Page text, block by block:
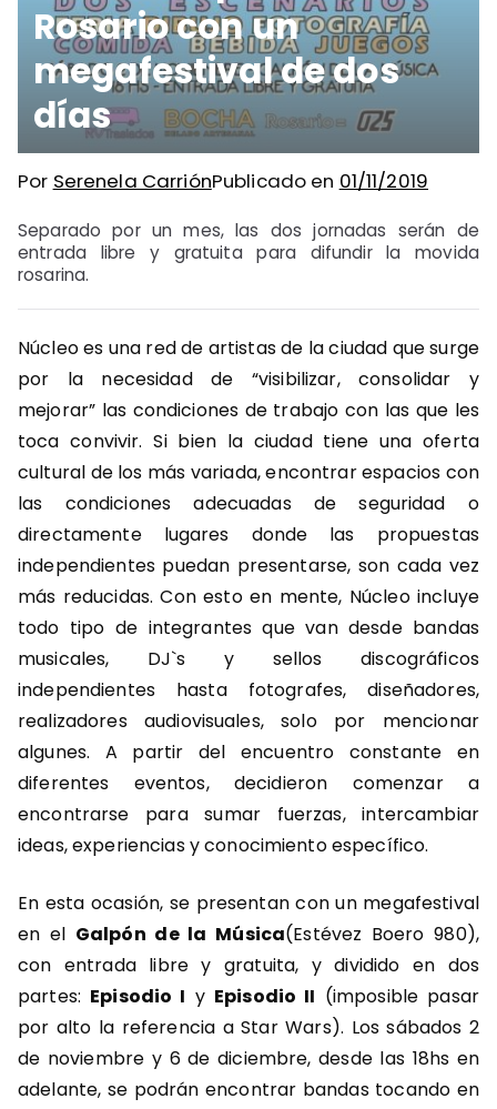
Rosario con un
megafestival de dos
días
Por Serenela CarriónPublicado en 01/11/2019
Separado por un mes, las dos jornadas serán de
entrada libre y gratuita para difundir la movida
rosarina.
Núcleo es una red de artistas de la ciudad que surge
por la necesidad de “visibilizar, consolidar y
mejorar” las condiciones de trabajo con las que les
toca convivir. Si bien la ciudad tiene una oferta
cultural de los más variada, encontrar espacios con
las condiciones adecuadas de seguridad o
directamente lugares donde las propuestas
independientes puedan presentarse, son cada vez
más reducidas. Con esto en mente, Núcleo incluye
todo tipo de integrantes que van desde bandas
musicales, DJ`s y sellos discográficos
independientes hasta fotografes, diseñadores,
realizadores audiovisuales, solo por mencionar
algunes. A partir del encuentro constante en
diferentes eventos, decidieron comenzar a
encontrarse para sumar fuerzas, intercambiar
ideas, experiencias y conocimiento específico.
En esta ocasión, se presentan con un megafestival
en el Galpón de la Música(Estévez Boero 980),
con entrada libre y gratuita, y dividido en dos
partes: Episodio I y Episodio II (imposible pasar
por alto la referencia a Star Wars). Los sábados 2
de noviembre y 6 de diciembre, desde las 18hs en
adelante, se podrán encontrar bandas tocando en